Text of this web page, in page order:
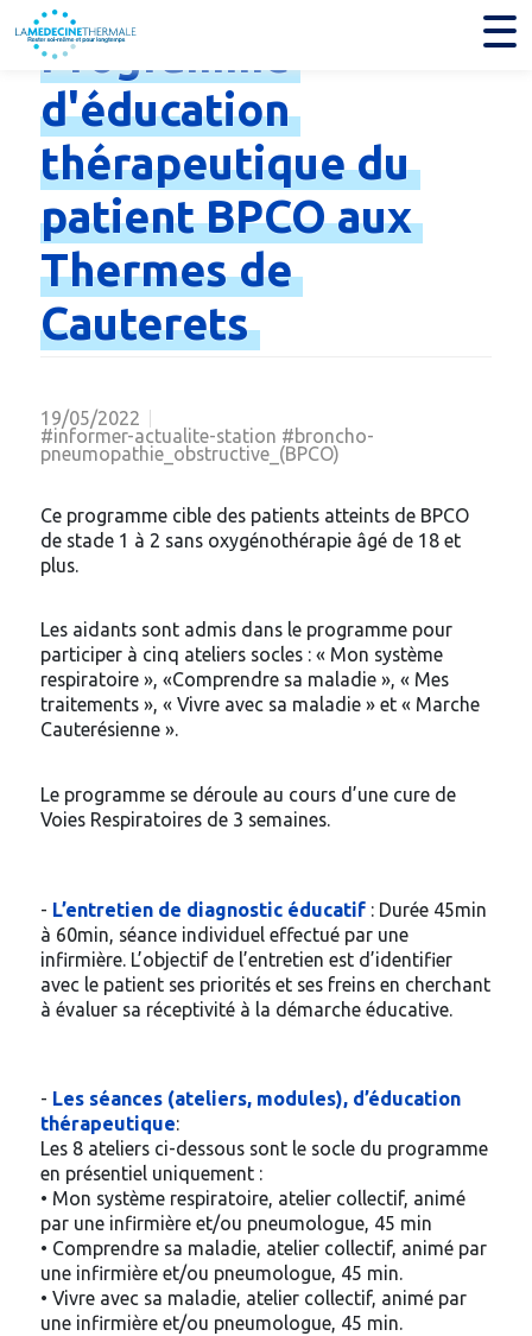
Programme
d'éducation
thérapeutiquedu
patientBPCOaux
Thermesde
Cauterets
19/05/2022
#informer-actualite-station #broncho-
pneumopathie_obstructive_(BPCO)
Ce programme cible des patients atteints de BPCO
de stade 1 à 2 sans oxygénothérapie âgé de 18 et
plus.
Les aidants sont admis dans le programme pour
participer à cinq ateliers socles : « Mon système
respiratoire », «Comprendre sa maladie », « Mes
traitements », « Vivre avec sa maladie » et « Marche
Cauterésienne ».
Le programme se déroule au cours d’une cure de
Voies Respiratoires de 3 semaines.
- L’entretien de diagnostic éducatif: Durée 45min
à 60min, séance individuel effectué par une
infirmière. L’objectif de l’entretien est d’identifier
avec le patient ses priorités et ses freins en cherchant
à évaluer sa réceptivité à la démarche éducative.
- Les séances (ateliers, modules), d’éducation
thérapeutique:
Les 8 ateliers ci-dessous sont le socle du programme
en présentiel uniquement :
• Mon système respiratoire, atelier collectif, animé
par une infirmière et/ou pneumologue, 45 min
• Comprendre sa maladie, atelier collectif, animé par
une infirmière et/ou pneumologue, 45 min.
• Vivre avec sa maladie, atelier collectif, animé par
une infirmière et/ou pneumologue, 45 min.